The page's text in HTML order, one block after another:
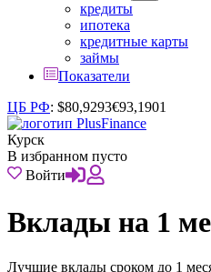
кредиты
ипотека
кредитные карты
займы
Показатели
ЦБ РФ: $80,9293€93,1901
Курск
В избранном пусто
Войти
Вклады на 1
Лучшие вклады сроком до 1